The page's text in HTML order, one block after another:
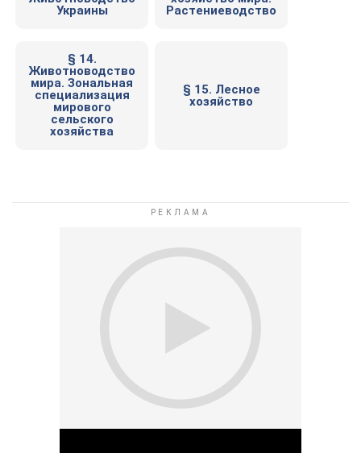
Украины
Растениеводство
§ 14.
Животноводство
мира. Зональная
специализация
мирового
сельского
хозяйства
§ 15. Лесное
хозяйство